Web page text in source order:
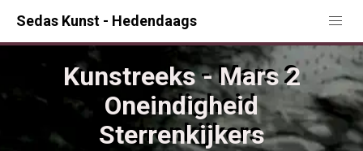
Sedas Kunst - Hedendaags
Kunstreeks - Mars 2
Oneindigheid
Sterrenkijkers